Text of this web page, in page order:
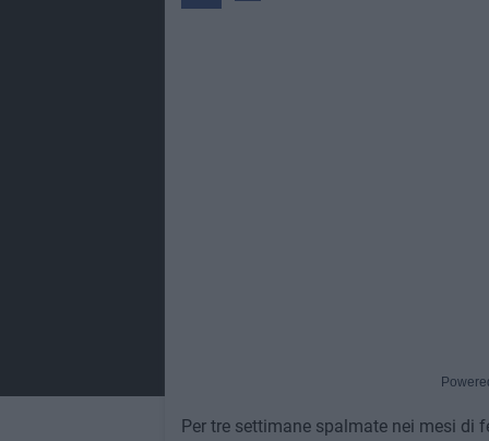
Per tre settimane spalmate nei mesi di